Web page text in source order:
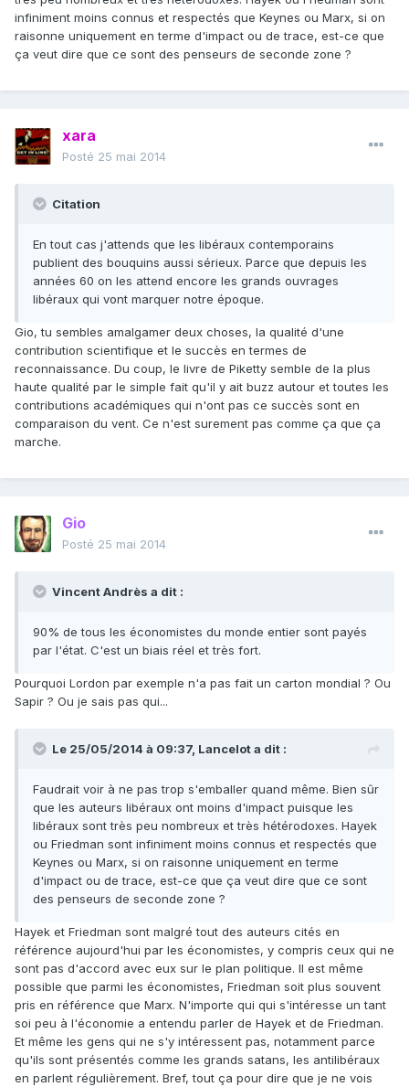
infiniment moins connus et respectés que Keynes ou Marx, si on
raisonne uniquement en terme d'impact ou de trace, est-ce que
ça veut dire que ce sont des penseurs de seconde zone ?
xara
Posté 25 mai 2014
Citation
En tout cas j'attends que les libéraux contemporains
publient des bouquins aussi sérieux. Parce que depuis les
années 60 on les attend encore les grands ouvrages
libéraux qui vont marquer notre époque.
Gio, tu sembles amalgamer deux choses, la qualité d'une
contribution scientifique et le succès en termes de
reconnaissance. Du coup, le livre de Piketty semble de la plus
haute qualité par le simple fait qu'il y ait buzz autour et toutes les
contributions académiques qui n'ont pas ce succès sont en
comparaison du vent. Ce n'est surement pas comme ça que ça
marche.
Gio
Posté 25 mai 2014
Vincent Andrès a dit :
90% de tous les économistes du monde entier sont payés
par l'état. C'est un biais réel et très fort.
Pourquoi Lordon par exemple n'a pas fait un carton mondial ? Ou
Sapir ? Ou je sais pas qui...
Le 25/05/2014 à 09:37, Lancelot a dit :
Faudrait voir à ne pas trop s'emballer quand même. Bien sûr
que les auteurs libéraux ont moins d'impact puisque les
libéraux sont très peu nombreux et très hétérodoxes. Hayek
ou Friedman sont infiniment moins connus et respectés que
Keynes ou Marx, si on raisonne uniquement en terme
d'impact ou de trace, est-ce que ça veut dire que ce sont
des penseurs de seconde zone ?
Hayek et Friedman sont malgré tout des auteurs cités en
référence aujourd'hui par les économistes, y compris ceux qui ne
sont pas d'accord avec eux sur le plan politique. Il est même
possible que parmi les économistes, Friedman soit plus souvent
pris en référence que Marx. N'importe qui qui s'intéresse un tant
soi peu à l'économie a entendu parler de Hayek et de Friedman.
Et même les gens qui ne s'y intéressent pas, notamment parce
qu'ils sont présentés comme les grands satans, les antilibéraux
en parlent régulièrement. Bref, tout ça pour dire que je ne vois